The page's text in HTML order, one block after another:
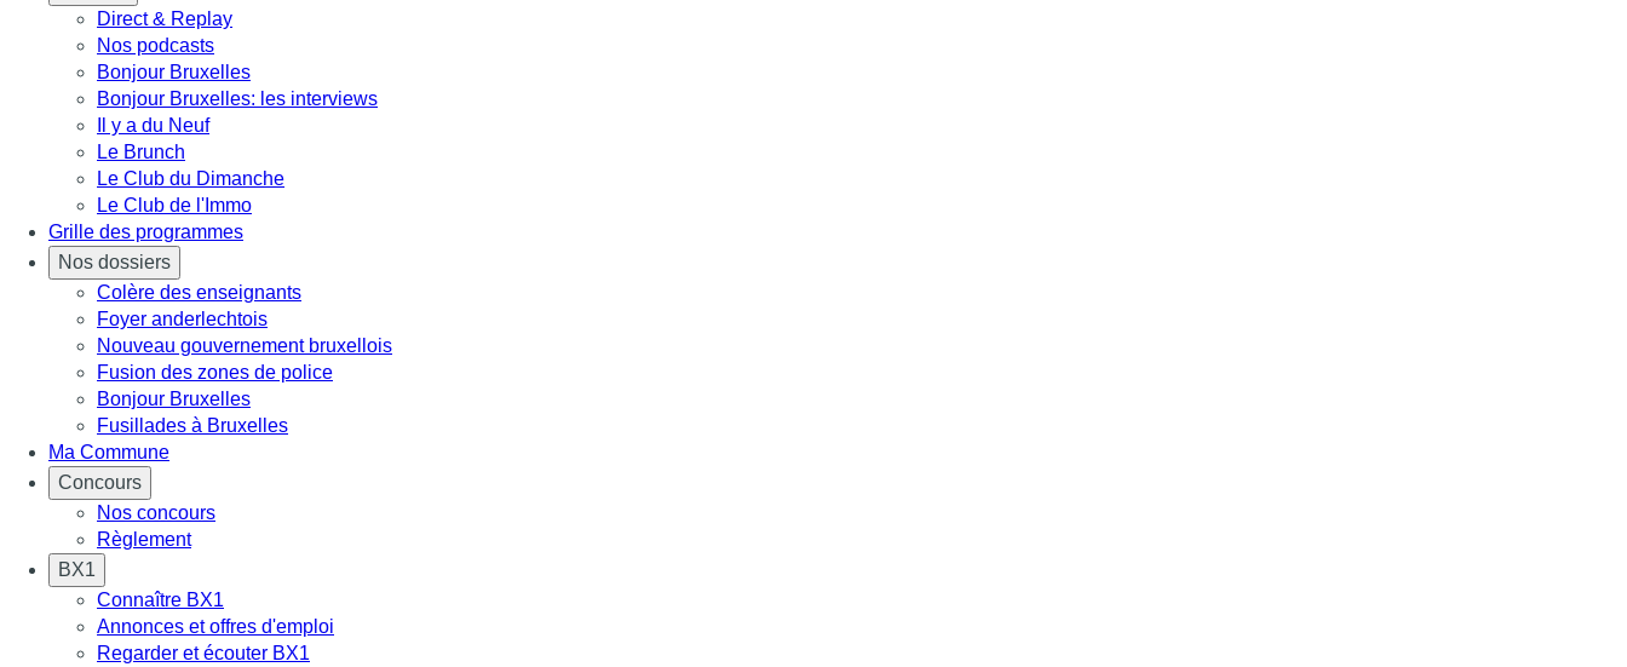
Direct & Replay
Nos podcasts
Bonjour Bruxelles
Bonjour Bruxelles: les interviews
Il y a du Neuf
Le Brunch
Le Club du Dimanche
Le Club de l'Immo
Grille des programmes
Nos dossiers
Colère des enseignants
Foyer anderlechtois
Nouveau gouvernement bruxellois
Fusion des zones de police
Bonjour Bruxelles
Fusillades à Bruxelles
Ma Commune
Concours
Nos concours
Règlement
BX1
Connaître BX1
Annonces et offres d'emploi
Regarder et écouter BX1